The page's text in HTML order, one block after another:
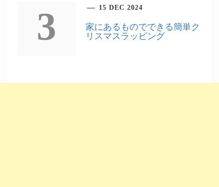
3 15 DEC 2024
家にあるものでできる簡単ク
リスマスラッピング